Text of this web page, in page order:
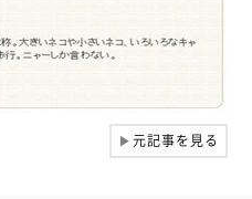
▶元記事を見る